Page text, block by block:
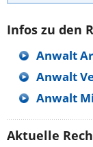
Infos zu den
Anwalt
Anwalt
Anwalt
Aktuelle